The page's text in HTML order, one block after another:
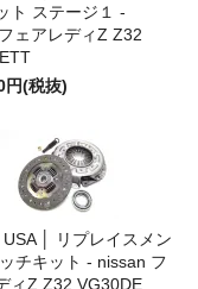
ト ステージ１ -
ェアレディZ Z32
円(税抜)
USA │ リプレイスメン
チキット - nissan フ
ィZ Z32 VG30DE